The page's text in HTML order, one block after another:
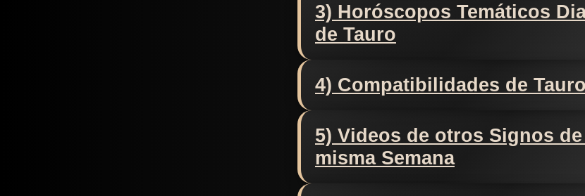
3) Horóscopos Temáticos
de Tauro
4) Compatibilidades de Tauro
5) Videos de otros Signos
misma Semana